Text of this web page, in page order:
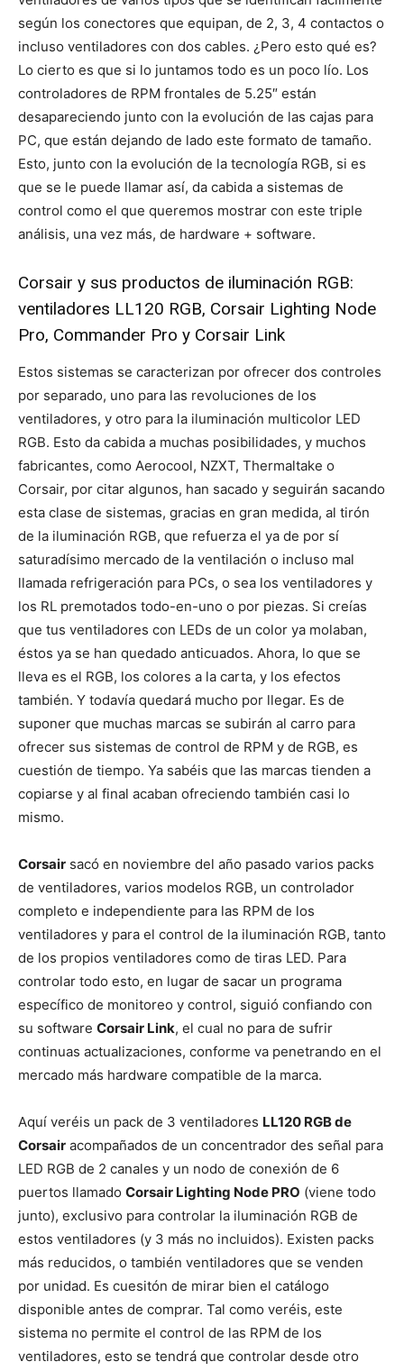
según los conectores que equipan, de 2, 3, 4 contactos o
incluso ventiladores con dos cables. ¿Pero esto qué es?
Lo cierto es que si lo juntamos todo es un poco lío. Los
controladores de RPM frontales de 5.25″ están
desapareciendo junto con la evolución de las cajas para
PC, que están dejando de lado este formato de tamaño.
Esto, junto con la evolución de la tecnología RGB, si es
que se le puede llamar así, da cabida a sistemas de
control como el que queremos mostrar con este triple
análisis, una vez más, de hardware + software.
Corsair y sus productos de iluminación RGB:
ventiladores LL120 RGB, Corsair Lighting Node
Pro, Commander Pro y Corsair Link
Estos sistemas se caracterizan por ofrecer dos controles
por separado, uno para las revoluciones de los
ventiladores, y otro para la iluminación multicolor LED
RGB. Esto da cabida a muchas posibilidades, y muchos
fabricantes, como Aerocool, NZXT, Thermaltake o
Corsair, por citar algunos, han sacado y seguirán sacando
esta clase de sistemas, gracias en gran medida, al tirón
de la iluminación RGB, que refuerza el ya de por sí
saturadísimo mercado de la ventilación o incluso mal
llamada refrigeración para PCs, o sea los ventiladores y
los RL premotados todo-en-uno o por piezas. Si creías
que tus ventiladores con LEDs de un color ya molaban,
éstos ya se han quedado anticuados. Ahora, lo que se
lleva es el RGB, los colores a la carta, y los efectos
también. Y todavía quedará mucho por llegar. Es de
suponer que muchas marcas se subirán al carro para
ofrecer sus sistemas de control de RPM y de RGB, es
cuestión de tiempo. Ya sabéis que las marcas tienden a
copiarse y al final acaban ofreciendo también casi lo
mismo.
Corsair sacó en noviembre del año pasado varios packs
de ventiladores, varios modelos RGB, un controlador
completo e independiente para las RPM de los
ventiladores y para el control de la iluminación RGB, tanto
de los propios ventiladores como de tiras LED. Para
controlar todo esto, en lugar de sacar un programa
específico de monitoreo y control, siguió confiando con
su software Corsair Link, el cual no para de sufrir
continuas actualizaciones, conforme va penetrando en el
mercado más hardware compatible de la marca.
Aquí veréis un pack de 3 ventiladores LL120 RGB de
Corsair acompañados de un concentrador des señal para
LED RGB de 2 canales y un nodo de conexión de 6
puertos llamado Corsair Lighting Node PRO (viene todo
junto), exclusivo para controlar la iluminación RGB de
estos ventiladores (y 3 más no incluidos). Existen packs
más reducidos, o también ventiladores que se venden
por unidad. Es cuesitón de mirar bien el catálogo
disponible antes de comprar. Tal como veréis, este
sistema no permite el control de las RPM de los
ventiladores, esto se tendrá que controlar desde otro